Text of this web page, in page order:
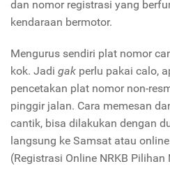
dan nomor registrasi yang
kendaraan bermotor.
Mengurus sendiri plat nomor
kok. Jadi gak perlu pakai calo,
pencetakan plat nomor non-
pinggir jalan. Cara memesan
cantik, bisa dilakukan dengan
langsung ke Samsat atau
(Registrasi Online NRKB Pilihan